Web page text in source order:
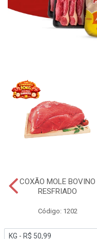
COXÃO MOLE BOVINO
RESFRIADO
Código: 1202